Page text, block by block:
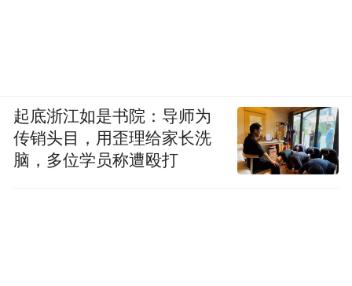
起底浙江如是书院：导师为
传销头目，用歪理给家长洗
脑，多位学员称遭殴打